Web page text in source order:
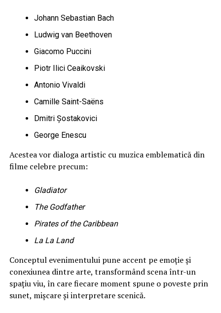
Johann Sebastian Bach
Ludwig van Beethoven
Giacomo Puccini
Piotr Ilici Ceaikovski
Antonio Vivaldi
Camille Saint-Saëns
Dmitri Șostakovici
George Enescu
Acestea vor dialoga artistic cu muzica emblematică din
filme celebre precum:
Gladiator
The Godfather
Pirates of the Caribbean
La La Land
Conceptul evenimentului pune accent pe emoție și
conexiunea dintre arte, transformând scena într-un
spațiu viu, în care fiecare moment spune o poveste prin
sunet, mișcare și interpretare scenică.